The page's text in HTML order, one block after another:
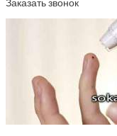
Заказать звонок